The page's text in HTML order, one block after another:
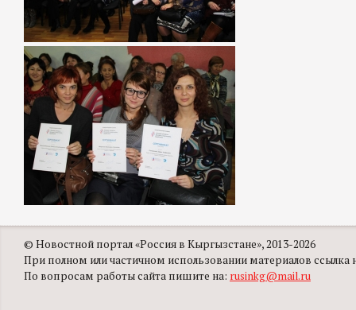
© Новостной портал «Россия в Кыргызстане», 2013-2026
При полном или частичном использовании материалов ссылка
По вопросам работы сайта пишите на: rusinkg@mail.ru